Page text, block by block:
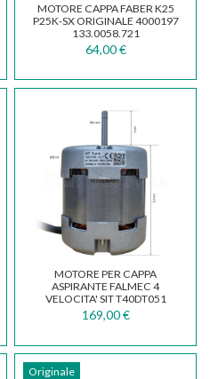
MOTORE CAPPA FABER K25
P25K-SX ORIGINALE 4000197
133.0058.721
64,00 €
MOTORE PER CAPPA
ASPIRANTE FALMEC 4
VELOCITA' SIT T40DT051
230W
169,00 €
Originale